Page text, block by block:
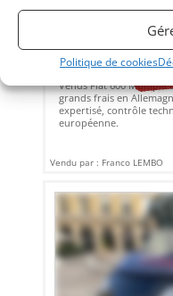
Politique de cookies
2 septembre 2022
Vends Fiat 600 Multipla
grands frais en
expertisé, contrôle
européenne.
Vendu par : Franco LEMBO